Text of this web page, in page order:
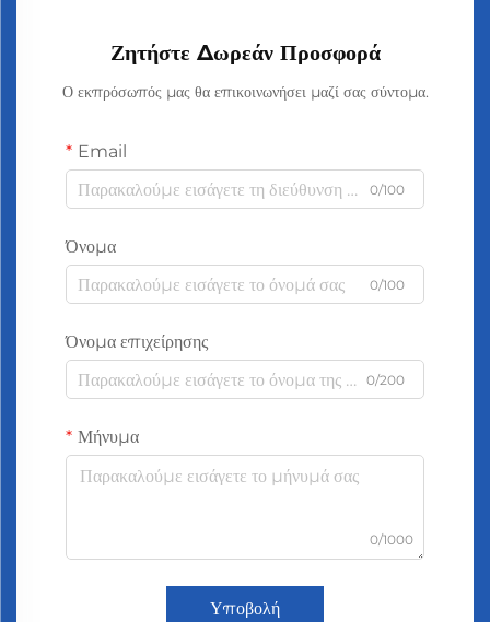
Ζητήστε Δωρεάν Προσφορά
Ο εκπρόσωπός μας θα επικοινωνήσει μαζί σας σύντομα.
Email
0/100
Όνομα
0/100
Όνομα επιχείρησης
0/200
Μήνυμα
0/1000
Υποβολή